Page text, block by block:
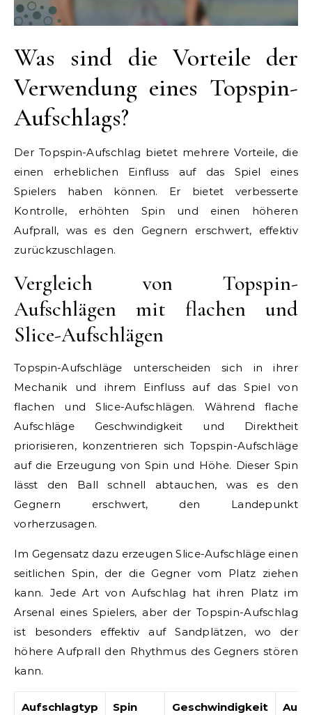
Was sind die Vorteile der
Verwendung eines Topspin-
Aufschlags?
Der Topspin-Aufschlag bietet mehrere Vorteile, die
einen erheblichen Einfluss auf das Spiel eines
Spielers haben können. Er bietet verbesserte
Kontrolle, erhöhten Spin und einen höheren
Aufprall, was es den Gegnern erschwert, effektiv
zurückzuschlagen.
Vergleich von Topspin-
Aufschlägen mit flachen und
Slice-Aufschlägen
Topspin-Aufschläge unterscheiden sich in ihrer
Mechanik und ihrem Einfluss auf das Spiel von
flachen und Slice-Aufschlägen. Während flache
Aufschläge Geschwindigkeit und Direktheit
priorisieren, konzentrieren sich Topspin-Aufschläge
auf die Erzeugung von Spin und Höhe. Dieser Spin
lässt den Ball schnell abtauchen, was es den
Gegnern erschwert, den Landepunkt
vorherzusagen.
Im Gegensatz dazu erzeugen Slice-Aufschläge einen
seitlichen Spin, der die Gegner vom Platz ziehen
kann. Jede Art von Aufschlag hat ihren Platz im
Arsenal eines Spielers, aber der Topspin-Aufschlag
ist besonders effektiv auf Sandplätzen, wo der
höhere Aufprall den Rhythmus des Gegners stören
kann.
Aufschlagtyp Spin Geschwindigkeit